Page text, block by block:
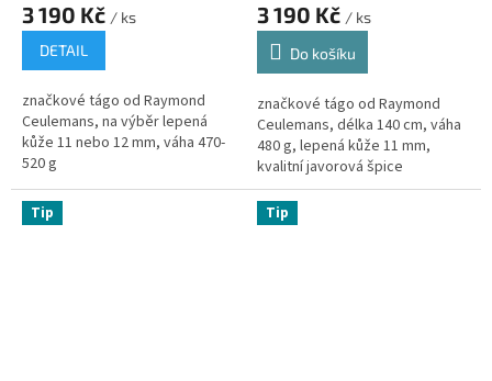
3 190 Kč / ks
DETAIL
značkové tágo od Raymond
Ceulemans, na výběr lepená
kůže 11 nebo 12 mm, váha 470-
520 g
3 190 Kč / ks
Do košíku
značkové tágo od Raymond
Ceulemans, délka 140 cm, váha
480 g, lepená kůže 11 mm,
kvalitní javorová špice
Tip Tip